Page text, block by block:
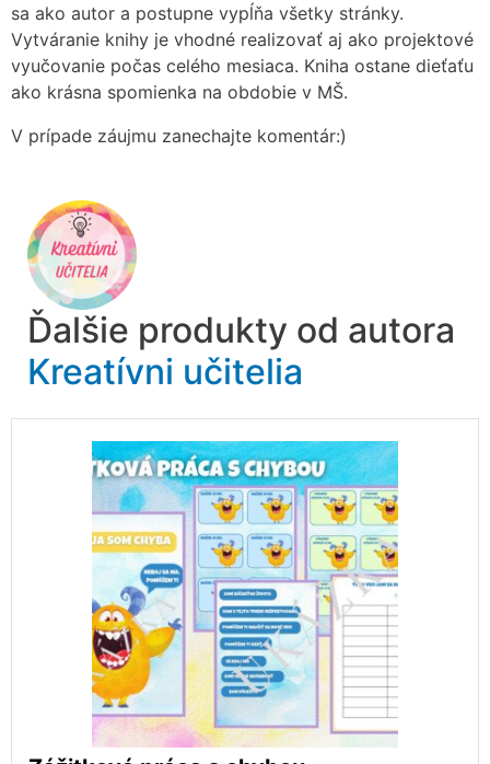
sa ako autor a postupne vypĺňa všetky stránky.
Vytváranie knihy je vhodné realizovať aj ako projektové
vyučovanie počas celého mesiaca. Kniha ostane dieťaťu
ako krásna spomienka na obdobie v MŠ.
V prípade záujmu zanechajte komentár:)
Ďalšie produkty od autora
Kreatívni učitelia